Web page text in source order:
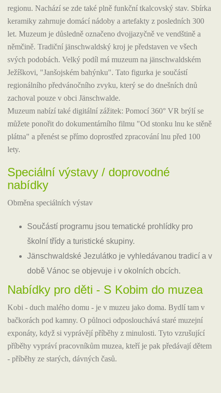
regionu. Nachází se zde také plně funkční tkalcovský stav. Sbírka
keramiky zahrnuje domácí nádoby a artefakty z posledních 300
let. Muzeum je důsledně označeno dvojjazyčně ve vendštině a
němčině. Tradiční jänschwaldský kroj je představen ve všech
svých podobách. Velký podíl má muzeum na jänschwaldském
Ježíškovi, "Janšojském bahýnku". Tato figurka je součástí
regionálního předvánočního zvyku, který se do dnešních dnů
zachoval pouze v obci Jänschwalde.
Muzeum nabízí také digitální zážitek: Pomocí 360° VR brýlí se
můžete ponořit do dokumentárního filmu "Od stonku lnu ke stěně
plátna" a přenést se přímo doprostřed zpracování lnu před 100
lety.
Speciální výstavy / doprovodné
nabídky
Obměna speciálních výstav
Součástí programu jsou tematické prohlídky pro
školní třídy a turistické skupiny.
Jänschwaldské Jezulátko je vyhledávanou tradicí a v
době Vánoc se objevuje i v okolních obcích.
Nabídky pro děti - S Kobim do muzea
Kobi - duch malého domu - je v muzeu jako doma. Bydlí tam v
bačkorách pod kamny. O půlnoci odposlouchává staré muzejní
exponáty, když si vyprávějí příběhy z minulosti. Tyto vzrušující
příběhy vypráví pracovníkům muzea, kteří je pak předávají dětem
- příběhy ze starých, dávných časů.